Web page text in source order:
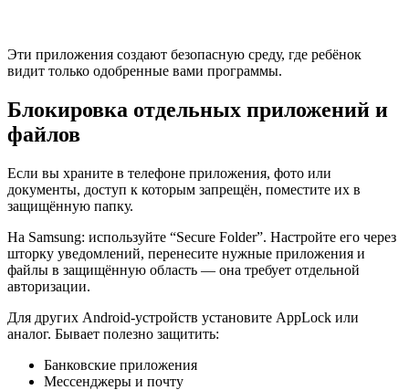
Эти приложения создают безопасную среду, где ребёнок
видит только одобренные вами программы.
Блокировка отдельных приложений и
файлов
Если вы храните в телефоне приложения, фото или
документы, доступ к которым запрещён, поместите их в
защищённую папку.
На Samsung: используйте “Secure Folder”. Настройте его через
шторку уведомлений, перенесите нужные приложения и
файлы в защищённую область — она требует отдельной
авторизации.
Для других Android‑устройств установите AppLock или
аналог. Бывает полезно защитить:
Банковские приложения
Мессенджеры и почту